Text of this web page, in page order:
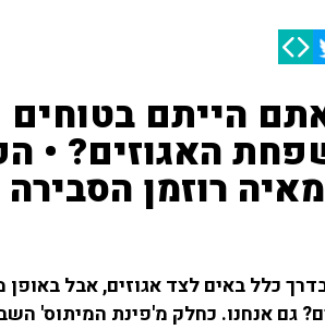
הייתם
האגוזים? •
רוזמן
כלל באים לצד אגוזים, אבל
גם אנחנו. כחלק מ'פינת המיתוס'